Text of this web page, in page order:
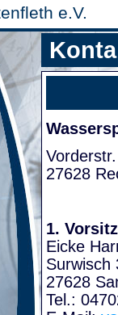
e.V.
27628
1.
Eicke
Surwisch
27628
Tel.: